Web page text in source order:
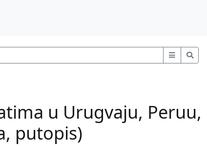
u Urugvaju, Peruu,
putopis)